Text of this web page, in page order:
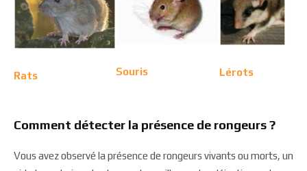
Rats Souris Lérots
Comment détecter la présence de rongeurs ?
Vous avez observé la présence de rongeurs vivants ou morts, un